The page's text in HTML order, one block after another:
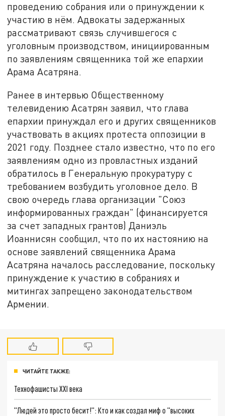
проведению собрания или о принуждении к
участию в нём. Адвокаты задержанных
рассматривают связь случившегося с
уголовным производством, инициированным
по заявлениям священника той же епархии
Арама Асатряна.
Ранее в интервью Общественному
телевидению Асатрян заявил, что глава
епархии принуждал его и других священников
участвовать в акциях протеста оппозиции в
2021 году. Позднее стало известно, что по его
заявлениям одно из провластных изданий
обратилось в Генеральную прокуратуру с
требованием возбудить уголовное дело. В
свою очередь глава организации "Союз
информированных граждан" (финансируется
за счет западных грантов) Даниэль
Иоаннисян сообщил, что по их настоянию на
основе заявлений священника Арама
Асатряна началось расследование, поскольку
принуждение к участию в собраниях и
митингах запрещено законодательством
Армении.
ЧИТАЙТЕ ТАКЖЕ:
Технофашисты XXI века
"Людей это просто бесит!": Кто и как создал миф о "высоких